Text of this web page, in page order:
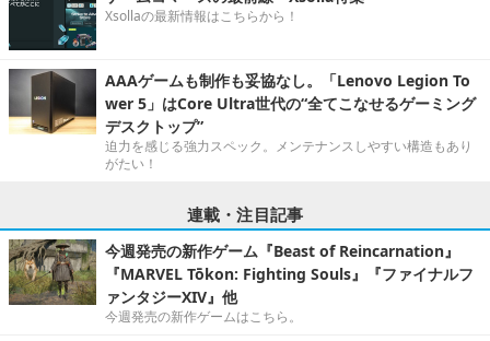
Xsollaの最新情報はこちらから！
AAAゲームも制作も妥協なし。「Lenovo Legion To
wer 5」はCore Ultra世代の“全てこなせるゲーミング
デスクトップ”
迫力を感じる強力スペック。メンテナンスしやすい構造もあり
がたい！
連載・注目記事
今週発売の新作ゲーム『Beast of Reincarnation』
『MARVEL Tōkon: Fighting Souls』『ファイナルフ
ァンタジーXIV』他
今週発売の新作ゲームはこちら。